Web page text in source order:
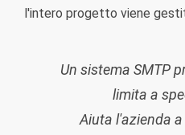
l'intero progetto viene
Un sistema SMTP
limita a
Aiuta l'azienda